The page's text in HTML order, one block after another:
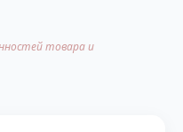
товара и